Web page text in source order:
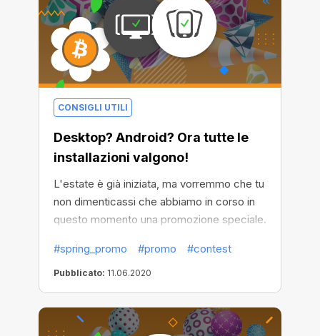
CONSIGLI UTILI
Desktop? Android? Ora tutte le
installazioni valgono!
L'estate è già iniziata, ma vorremmo che tu
non dimenticassi che abbiamo in corso in
questo momento una promozione speciale.
Che tu voglia conquistare il primo premio e
vincere $1000, oppure, semplicemente
aggiungendo tre utenti, avere la fortuna di
vincere $10 - abbiamo fantastiche notizie
per te! Stiamo modificando i termini di
#spring_promo #promo #contest
Pubblicato: 11.06.2020